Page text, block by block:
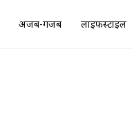
अजब-गजब लाइफस्टाइल